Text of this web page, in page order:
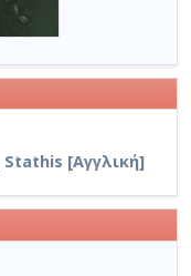
Stathis [Αγγλική]